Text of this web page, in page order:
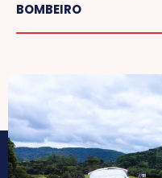
BOMBEIRO